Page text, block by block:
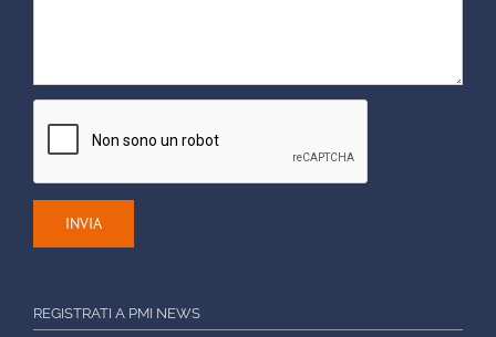
REGISTRATI A PMI NEWS